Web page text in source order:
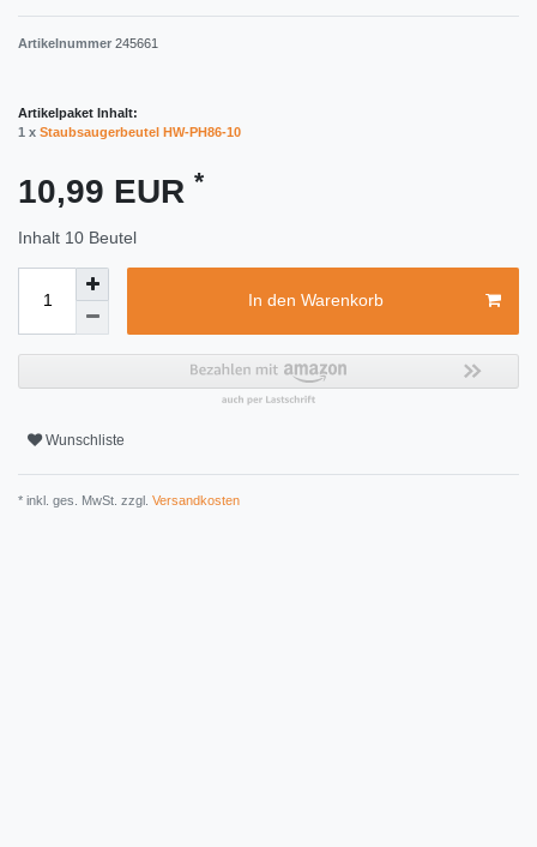
Artikelnummer 245661
Artikelpaket Inhalt:
1 x Staubsaugerbeutel HW-PH86-10
10,99 EUR *
Inhalt 10 Beutel
In den Warenkorb
Wunschliste
* inkl. ges. MwSt. zzgl. Versandkosten